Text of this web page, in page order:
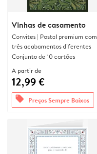
Vinhas de casamento
Convites | Postal premium com
três acabamentos diferentes
Conjunto de 10 cartões
A partir de
12,99 €
offers Preços Sempre Baixos